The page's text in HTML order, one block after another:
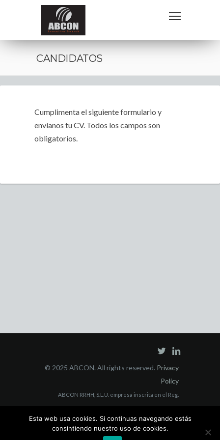
CANDIDATOS
Cumplimenta el siguiente formulario y
envíanos tu CV. Todos los campos son
obligatorios.
© 2025 ABCON. All rights reserved. Privacy
Policy
ABCON RRHH, S.L.U. empresa inscrita en el Reg.
domicilio social en C/ Juan Bravo, 3 A 228006 Madrid y
Esta web usa cookies. Si continuas navegando estás
consintiendo nuestro uso de cookies.